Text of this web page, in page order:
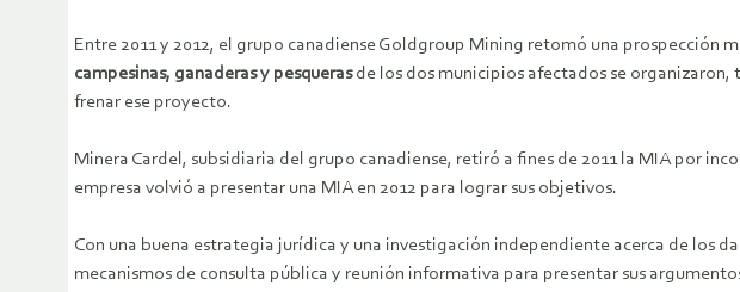
Entre 2011 y 2012, el grupo canadiense Goldgroup Mining retomó una prospección
campesinas, ganaderas y pesquerasde los dos municipios afectados se organizaron,
frenar ese proyecto.
Minera Cardel, subsidiaria del grupo canadiense, retiró a fines de 2011 la MIA por
empresa volvió a presentar una MIA en 2012 para lograr sus objetivos.
Con una buena estrategia jurídica y una investigación independiente acerca de los
mecanismos de consulta pública y reunión informativa para presentar sus